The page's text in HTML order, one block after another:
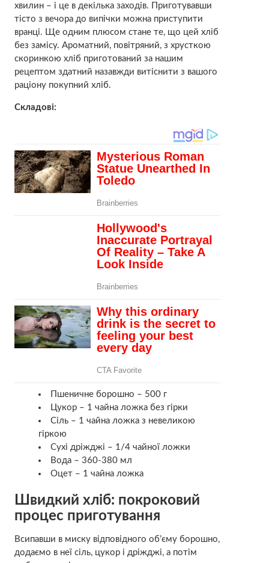
хвилин – і це в декілька заходів. Приготувавши
тісто з вечора до випічки можна приступити
вранці. Ще одним плюсом стане те, що цей хліб
без замісу. Ароматний, повітряний, з хрусткою
скоринкою хліб приготований за нашим
рецептом здатний назавжди витіснити з вашого
раціону покупний хліб.
Складові:
Пшеничне борошно – 500 г
Цукор – 1 чайна ложка без гірки
Сіль – 1 чайна ложка з невеликою
гіркою
Сухі дріжджі – 1/4 чайної ложки
Вода – 360-380 мл
Оцет – 1 чайна ложка
Швидкий хліб: покроковий
процес приготування
Всипавши в миску відповідного об’єму борошно,
додаємо в неї сіль, цукор і дріжджі, а потім